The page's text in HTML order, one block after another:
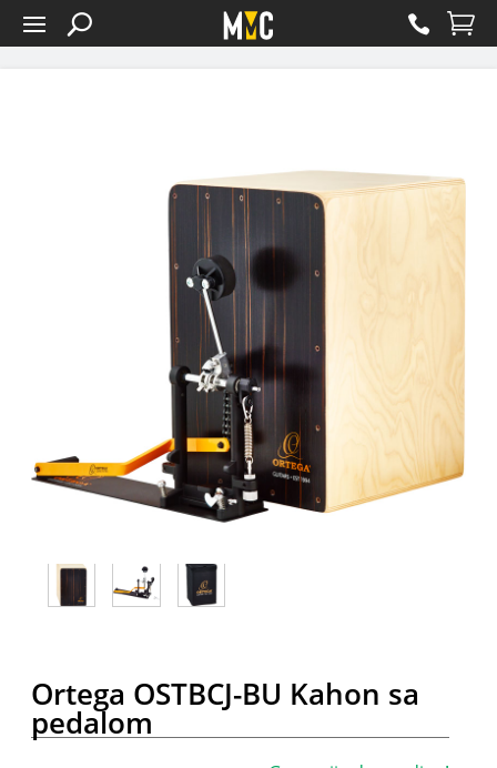
Ortega OSTBCJ-BU Kahon sa
pedalom